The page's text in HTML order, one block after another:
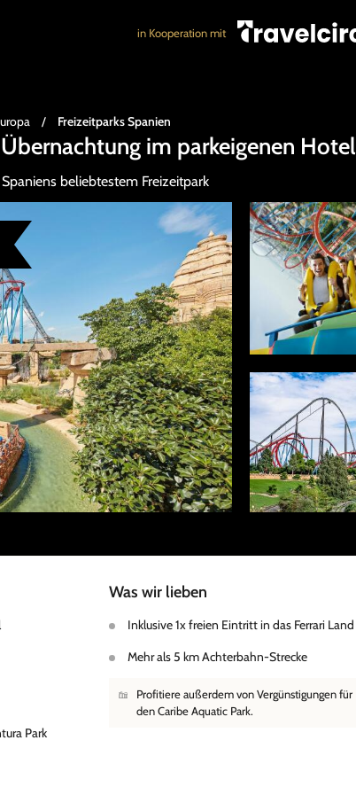
in Kooperation mit
/ Freizeitparks Spanien
im parkeigenen Hotel
beliebtestem Freizeitpark
Park
Was wir lieben
Inklusive 1x freien Eintritt in das Ferrari Land
Mehr als 5 km Achterbahn-Strecke
Profitiere außerdem von Vergünstigungen für
den Caribe Aquatic Park.